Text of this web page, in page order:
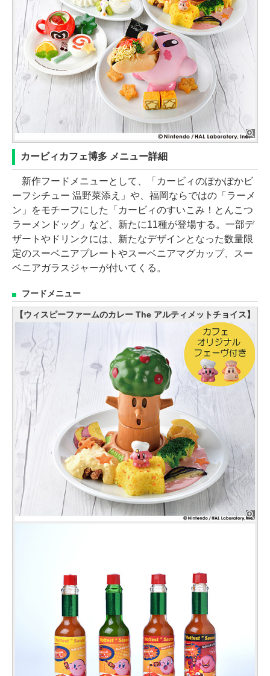
カービィカフェ博多 メニュー詳細
新作フードメニューとして、「カービィのぽかぽかビ
ーフシチュー 温野菜添え」や、福岡ならではの「ラーメ
ン」をモチーフにした「カービィのすいこみ！とんこつ
ラーメンドッグ」など、新たに11種が登場する。一部デ
ザートやドリンクには、新たなデザインとなった数量限
定のスーベニアプレートやスーベニアマグカップ、スー
ベニアガラスジャーが付いてくる。
フードメニュー
【ウィスピーファームのカレー The アルティメットチョイス】